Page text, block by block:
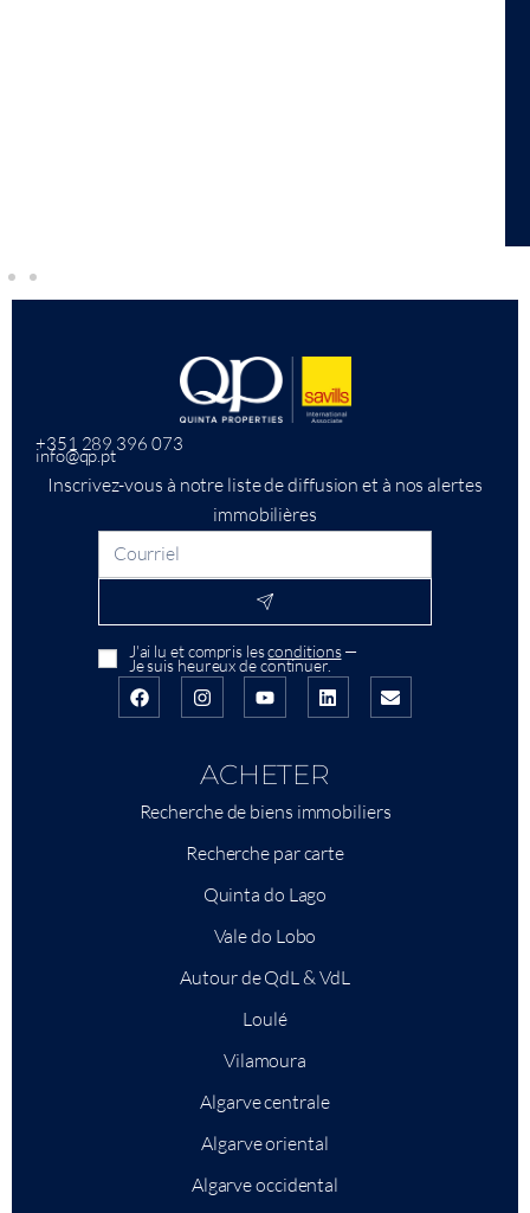
+351 289 396 073
info@qp.pt
Inscrivez-vous à notre liste de diffusion et à nos alertes
immobilières
J'ai lu et compris lesconditions—
Je suis heureux de continuer.
ACHETER
Recherche de biens immobiliers
Recherche par carte
Quinta do Lago
Vale do Lobo
Autour de QdL & VdL
Loulé
Vilamoura
Algarve centrale
Algarve oriental
Algarve occidental